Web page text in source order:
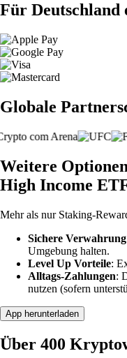
Für Deutschland
Globale
Weitere
High Income
Mehr als nur Staking-
Sichere Verwahrung
Umgebung halten.
Level Up Vorteile:
Alltags-Zahlungen:
nutzen (sofern
App herunterladen
Über 400